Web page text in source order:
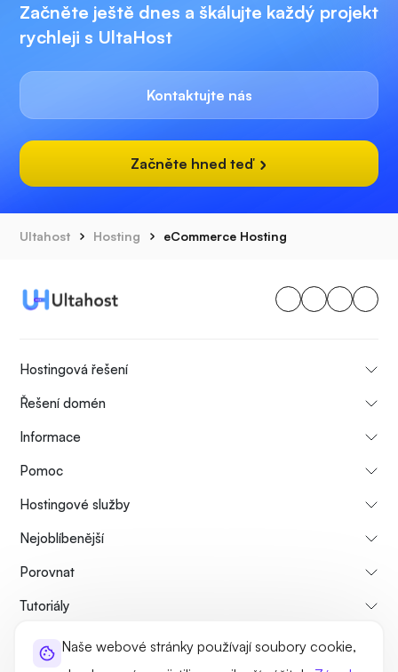
Naše webové stránky používají soubory cookie,
Začněte ještě dnes a škálujte každý projekt
rychleji s UltaHost
Kontaktujte nás
Začněte hned teď
Ultahost Hosting eCommerce Hosting
Hostingová řešení
Řešení domén
Informace
Pomoc
Hostingové služby
Nejoblíbenější
Porovnat
Tutoriály
O nás